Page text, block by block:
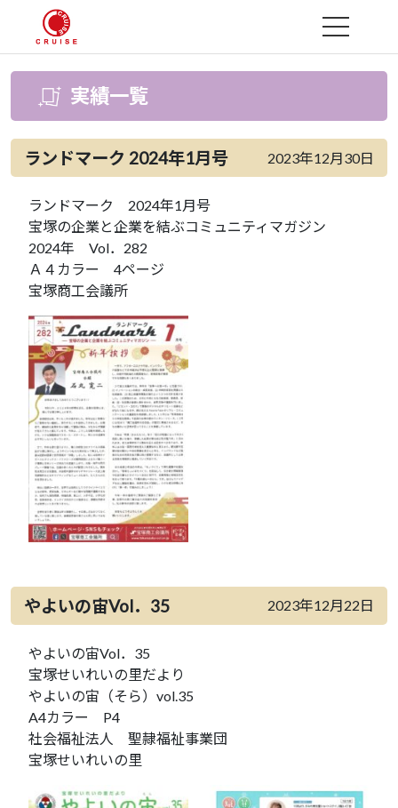
MENU
実績一覧
ランドマーク 2024年1月号 2023年12月30日
ランドマーク 2024年1月号
宝塚の企業と企業を結ぶコミュニティマガジン
2024年 Vol．282
Ａ４カラー 4ページ
宝塚商工会議所
やよいの宙Vol．35 2023年12月22日
やよいの宙Vol．35
宝塚せいれいの里だより
やよいの宙（そら）vol.35
A4カラー P4
社会福祉法人 聖隷福祉事業団
宝塚せいれいの里